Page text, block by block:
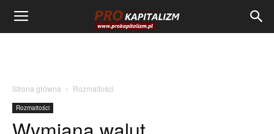
Strona główna Rozmaitości
Rozmaitości